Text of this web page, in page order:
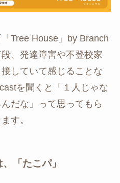
Tree House」by Branch
、発達障害や不登校家
していて感じることな
を聞くと「１人じゃな
だな」って思ってもら
す。
「たこパ」